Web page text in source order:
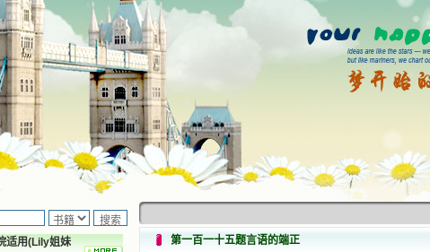
适用(Lily姐妹
第一百一十五题言语的端正